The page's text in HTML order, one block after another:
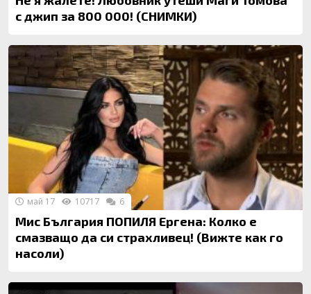
с джип за 800 000! (СНИМКИ)
Мис България ПОПИЛЯ Ергена: Колко е
смазващо да си страхливец! (Вижте как го
насоли)
май 17 10717 6